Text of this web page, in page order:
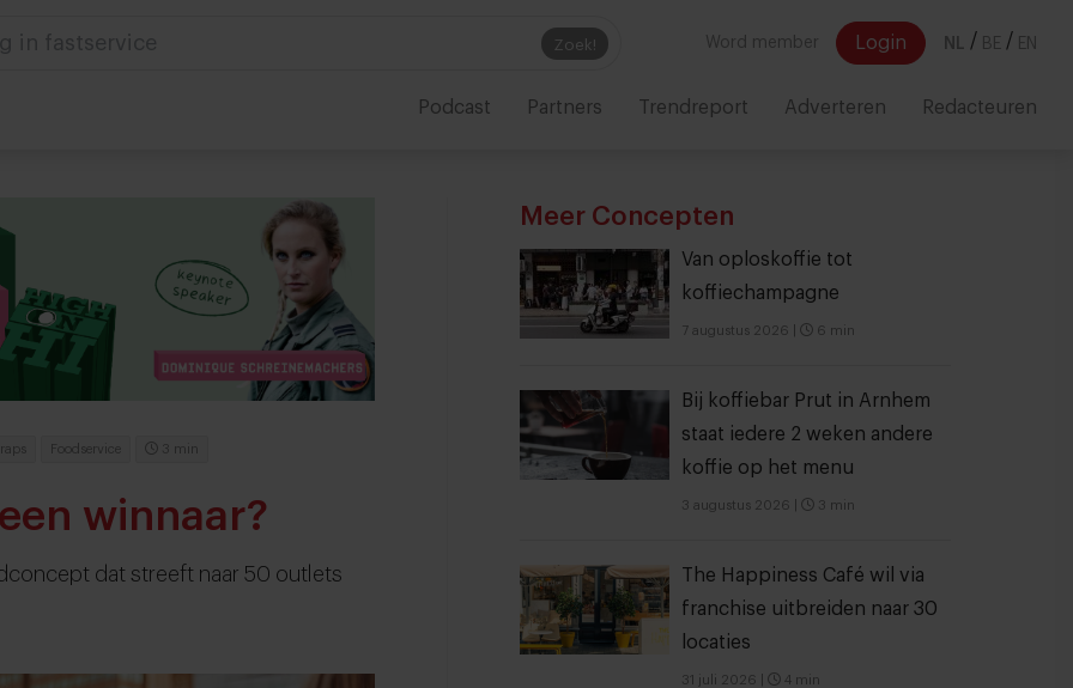
Zoek!
in fastservice Word member Login NL / BE / EN
Podcast Partners Trendreport Adverteren Redacteuren
Foodservice 3 min
winnaar?
dat streeft naar 50 outlets
Meer Concepten
Van oploskoffie tot
koffiechampagne
7 augustus 2026 6 min
Bij koffiebar Prut in Arnhem
staat iedere 2 weken andere
koffie op het menu
3 augustus 2026 3 min
The Happiness Café wil via
franchise uitbreiden naar 30
locaties
31 juli 2026 4 min